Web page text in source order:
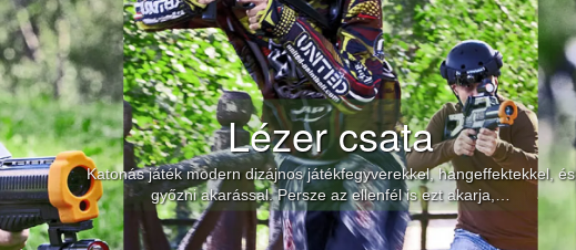
Lézer csata
Katonás játék modern dizájnos játékfegyverekkel, hangeffektekkel, és
győzni akarással. Persze az ellenfél is ezt akarja,…